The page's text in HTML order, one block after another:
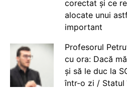
corectat și ce
alocate unui
important
Profesorul
cu ora: Dacă
și să le duc la
într-o zi / Statul